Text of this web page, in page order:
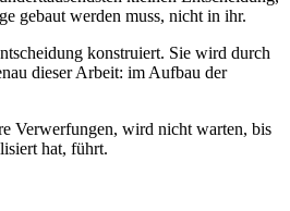
gebaut werden muss, nicht in ihr.
konstruiert. Sie wird durch
dieser Arbeit: im Aufbau der
Verwerfungen, wird nicht warten, bis
hat, führt.